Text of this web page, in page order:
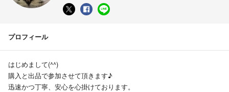
プロフィール
はじめまして(^^)
購入と出品で参加させて頂きます♪
迅速かつ丁寧、安心を心掛けております。